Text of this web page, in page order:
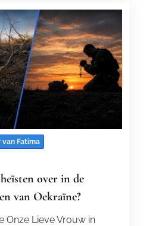
van Fatima
over in de
van Oekraïne?
Onze Lieve Vrouw in